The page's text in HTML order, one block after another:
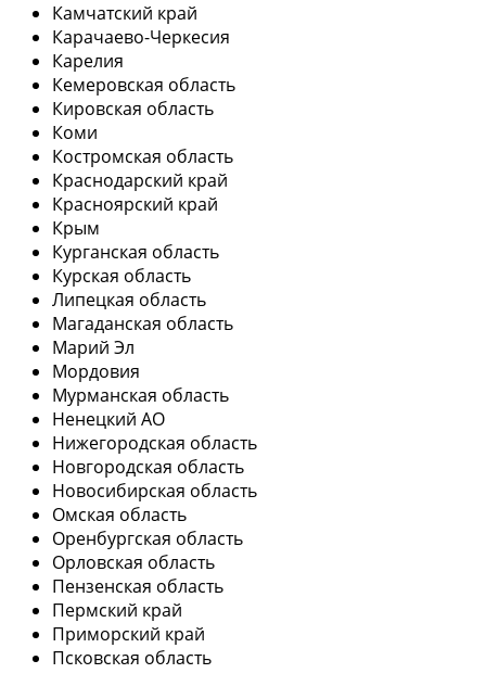
Камчатский край
Карачаево-Черкесия
Карелия
Кемеровская область
Кировская область
Коми
Костромская область
Краснодарский край
Красноярский край
Крым
Курганская область
Курская область
Липецкая область
Магаданская область
Марий Эл
Мордовия
Мурманская область
Ненецкий АО
Нижегородская область
Новгородская область
Новосибирская область
Омская область
Оренбургская область
Орловская область
Пензенская область
Пермский край
Приморский край
Псковская область